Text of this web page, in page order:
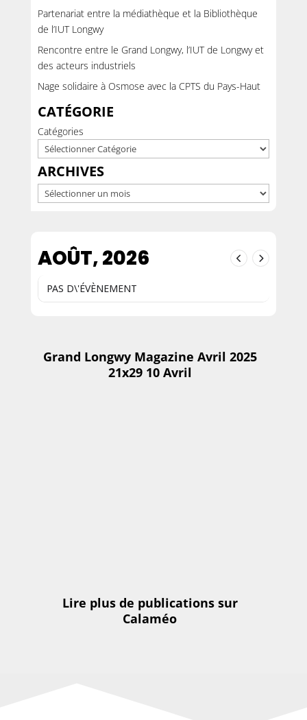
Partenariat entre la médiathèque et la Bibliothèque
de l’IUT Longwy
Rencontre entre le Grand Longwy, l’IUT de Longwy et
des acteurs industriels
Nage solidaire à Osmose avec la CPTS du Pays-Haut
CATÉGORIE
Catégories
ARCHIVES
Archives
AOÛT, 2026
PAS D\'ÉVÈNEMENT
Grand Longwy Magazine Avril 2025
21x29 10 Avril
Lire plus de publications sur
Calaméo